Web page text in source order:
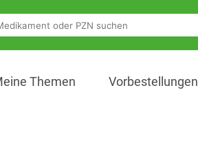
Themen Vorbestellungen